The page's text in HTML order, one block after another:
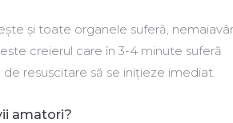
și toate organele suferă,
creierul care în 3-4 minute suferă
resuscitare să se inițieze imediat.
amatori?